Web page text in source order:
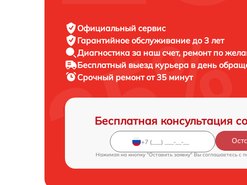
Официальный сервис
Гарантийное обслуживание до 3 лет
Диагностика за наш счет, ремонт по
Бесплатный выезд курьера в день
Срочный ремонтот 35 минут
Бесплатная консультация
Нажимая на кнопку "Оставить заявку" Вы соглашаетесь c